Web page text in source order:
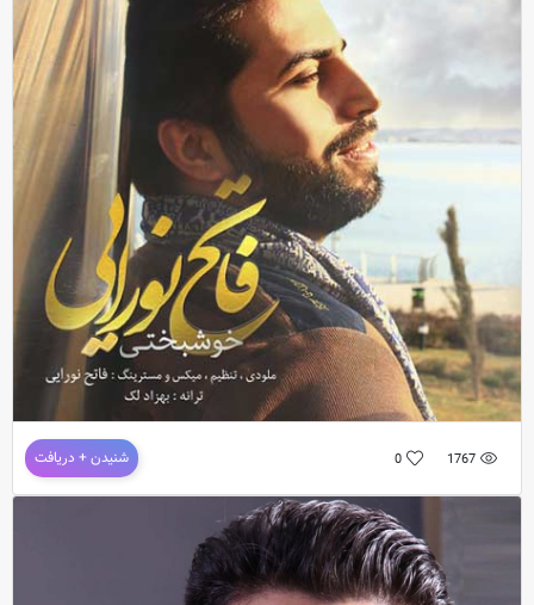
دانلود آهنگ جدید و فوق العاده زیبای فاتح نوراییبه نام میگذرم ازت ترانه و موزیک : محمدرضا
1767
0 شنیدن + دریافت